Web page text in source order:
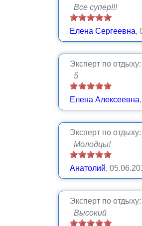
Все супер!!!
Елена Сергеевна,
Эксперт по отдыху:
5
Елена Алексеевна
Эксперт по отдыху:
Молодцы!
Анатолий,
Эксперт по отдыху:
Высокий